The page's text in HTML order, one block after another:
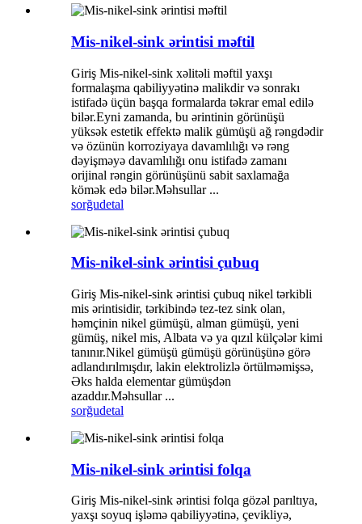
Mis-nikel-sink ərintisi məftil
Giriş Mis-nikel-sink xəlitəli məftil yaxşı
formalaşma qabiliyyətinə malikdir və sonrakı
istifadə üçün başqa formalarda təkrar emal edilə
bilər.Eyni zamanda, bu ərintinin görünüşü
yüksək estetik effektə malik gümüşü ağ rəngdədir
və özünün korroziyaya davamlılığı və rəng
dəyişməyə davamlılığı onu istifadə zamanı
orijinal rəngin görünüşünü sabit saxlamağa
kömək edə bilər.Məhsullar ...
sorğudetal
Mis-nikel-sink ərintisi çubuq
Giriş Mis-nikel-sink ərintisi çubuq nikel tərkibli
mis ərintisidir, tərkibində tez-tez sink olan,
həmçinin nikel gümüşü, alman gümüşü, yeni
gümüş, nikel mis, Albata və ya qızıl külçələr kimi
tanınır.Nikel gümüşü gümüşü görünüşünə görə
adlandırılmışdır, lakin elektrolizlə örtülməmişsə,
Əks halda elementar gümüşdən
azaddır.Məhsullar ...
sorğudetal
Mis-nikel-sink ərintisi folqa
Giriş Mis-nikel-sink ərintisi folqa gözəl parıltıya,
yaxşı soyuq işləmə qabiliyyətinə, çevikliyə,